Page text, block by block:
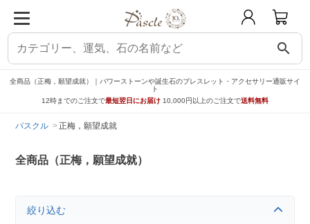
search
全商品（正梅，願望成就）｜パワーストーンや誕生石のブレスレット・アクセサリー通販サイ
ト
12時までのご注文で最短翌日にお届け 10,000円以上のご注文で送料無料
パスクル 正梅，願望成就
全商品（正梅，願望成就）
絞り込む